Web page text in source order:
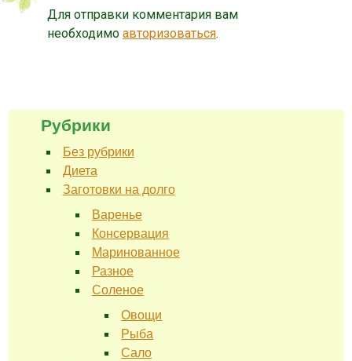
Для отправки комментария вам
необходимо авторизоваться.
Рубрики
Без рубрики
Диета
Заготовки на долго
Варенье
Консервация
Маринованное
Разное
Соленое
Овощи
Рыба
Сало